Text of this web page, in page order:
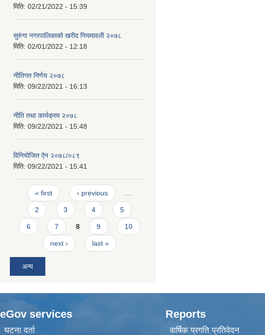
मिति: 02/21/2022 - 15:39
सुरुंगा नगरपालिकाको खरीद नियमावली २०७८
मिति: 02/01/2022 - 12:18
नीतिगत निर्णय २०७८
मिति: 09/22/2021 - 16:13
नीति तथा कार्यक्रम २०७८
मिति: 09/22/2021 - 15:48
विनियोजित ऐन २०७८/०८९
मिति: 09/22/2021 - 15:41
Pages
« first ‹ previous …
2 3 4 5
6 7 8 9 10
next › last »
अन्य
eGov services
घटना दर्ता
Reports
वार्षिक प्रगति प्रतिवेदन